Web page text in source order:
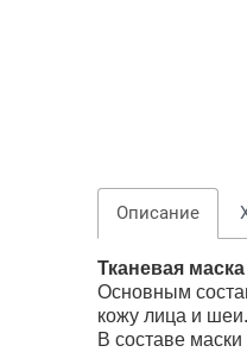
Описание
Тканевая
Основным
кожу лица и шеи.
В составе